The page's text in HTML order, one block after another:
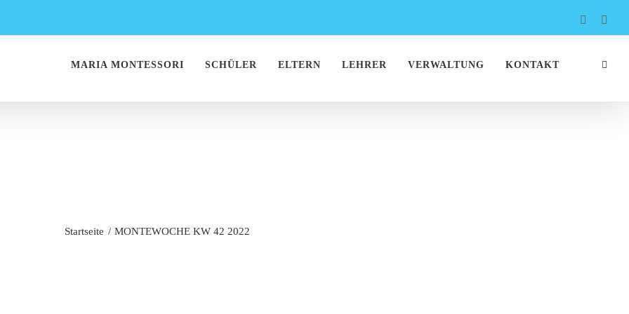
Facebook
MARIA MONTESSORI SCHÜLER ELTERN LEHRER VERWALTUNG KONTAKT
Startseite MONTEWOCHE KW 42 2022